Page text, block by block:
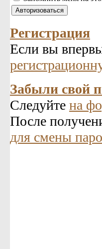
Регистрация
Если вы
Забыли свой
Следуйте на
После
для смены